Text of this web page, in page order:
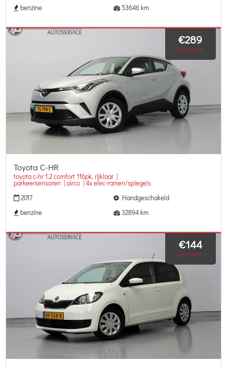
benzine
53646 km
€289
per maand
Toyota C-HR
toyota c-hr 1.2 comfort 116pk, rijklaar |
parkeersensoren | airco | 4x elec-ramen/spiegels
2017
Handgeschakeld
benzine
32894 km
€144
per maand